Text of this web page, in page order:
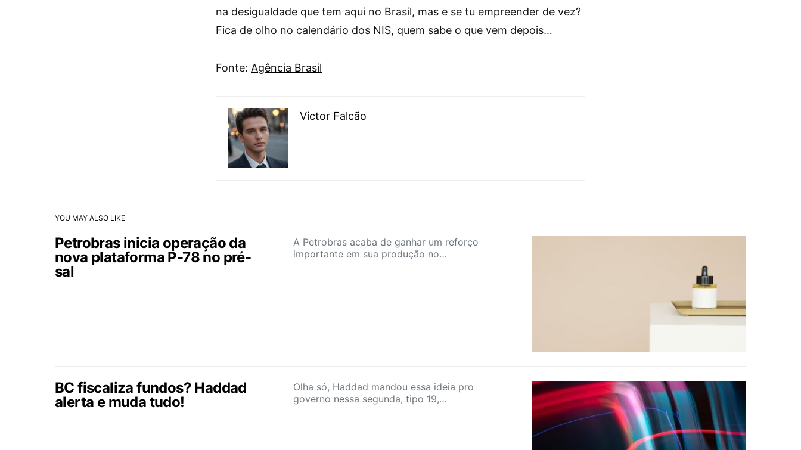
na desigualdade que tem aqui no Brasil, mas e se tu empreender de vez?
Fica de olho no calendário dos NIS, quem sabe o que vem depois…
Fonte: Agência Brasil
Victor Falcão
YOU MAY ALSO LIKE
Petrobras inicia operação da
nova plataforma P-78 no pré-
sal
A Petrobras acaba de ganhar um reforço
importante em sua produção no…
BC fiscaliza fundos? Haddad
alerta e muda tudo!
Olha só, Haddad mandou essa ideia pro
governo nessa segunda, tipo 19,…